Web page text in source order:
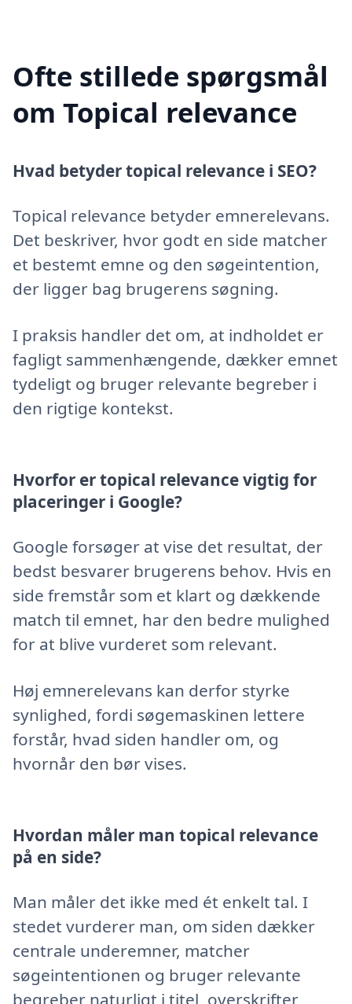
Ofte stillede spørgsmål
om Topical relevance
Hvad betyder topical relevance i SEO?
Topical relevance betyder emnerelevans.
Det beskriver, hvor godt en side matcher
et bestemt emne og den søgeintention,
der ligger bag brugerens søgning.
I praksis handler det om, at indholdet er
fagligt sammenhængende, dækker emnet
tydeligt og bruger relevante begreber i
den rigtige kontekst.
Hvorfor er topical relevance vigtig for
placeringer i Google?
Google forsøger at vise det resultat, der
bedst besvarer brugerens behov. Hvis en
side fremstår som et klart og dækkende
match til emnet, har den bedre mulighed
for at blive vurderet som relevant.
Høj emnerelevans kan derfor styrke
synlighed, fordi søgemaskinen lettere
forstår, hvad siden handler om, og
hvornår den bør vises.
Hvordan måler man topical relevance
på en side?
Man måler det ikke med ét enkelt tal. I
stedet vurderer man, om siden dækker
centrale underemner, matcher
søgeintentionen og bruger relevante
begreber naturligt i titel, overskrifter,